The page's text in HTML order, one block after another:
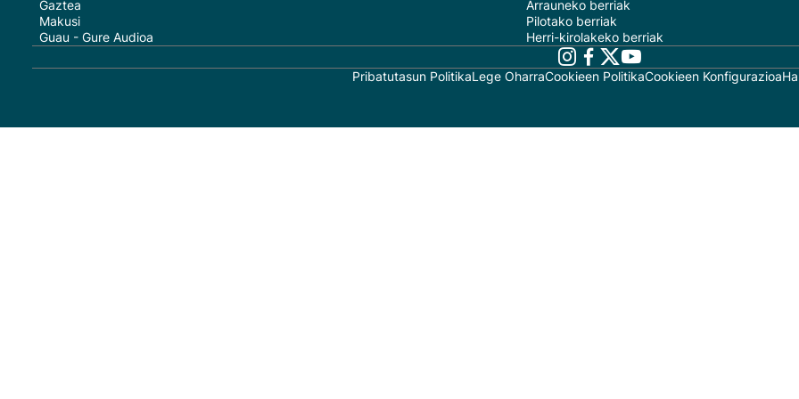
Gaztea
Makusi
Guau - Gure Audioa
Arrauneko berriak
Pilotako berriak
Herri-kirolakeko berriak
Pribatutasun PolitikaLege OharraCookieen PolitikaCookieen Konfigurazioa